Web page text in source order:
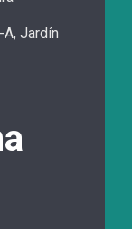
Jardín